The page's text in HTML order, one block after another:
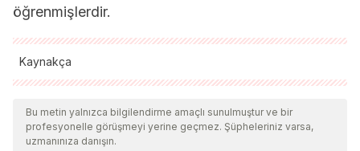
öğrenmişlerdir.
Kaynakça
Tüm alıntı yapılan kaynaklar, kalitelerini, güvenilirliklerini,
güncelliklerini ve geçerliliklerini sağlamak için ekibimiz
tarafından derinlemesine incelendi. Bu makalenin bibliyografisi
Bu metin yalnızca bilgilendirme amaçlı sunulmuştur ve bir
profesyonelle görüşmeyi yerine geçmez. Şüpheleriniz varsa,
uzmanınıza danışın.